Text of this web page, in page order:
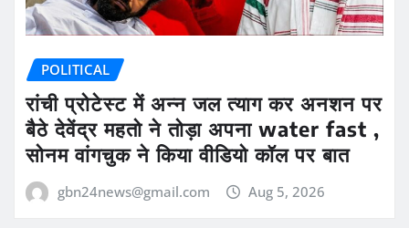
POLITICAL
रांची प्रोटेस्ट में अन्न जल त्याग कर अनशन पर
बैठे देवेंद्र महतो ने तोड़ा अपना water fast ,
सोनम वांगचुक ने किया वीडियो कॉल पर बात
gbn24news@gmail.com Aug 5, 2026